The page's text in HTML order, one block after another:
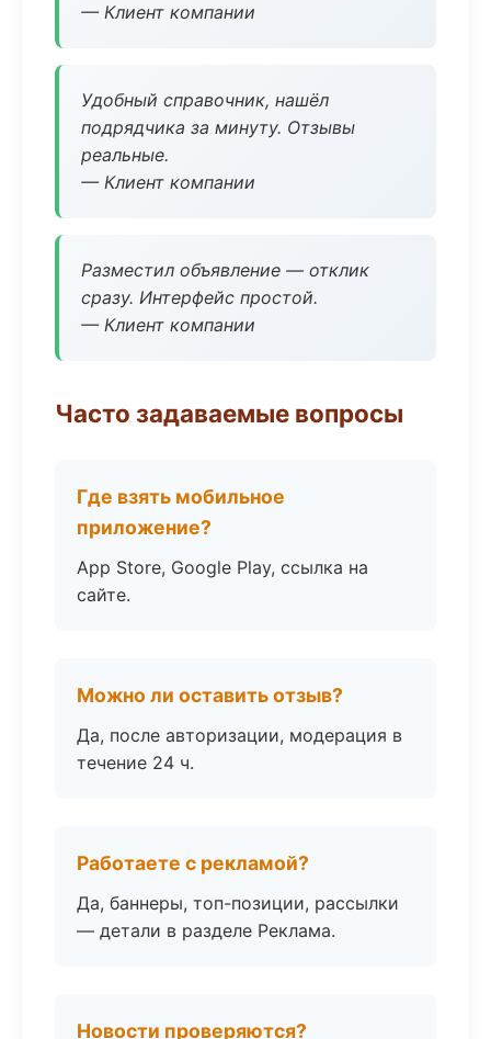
— Клиент компании
Удобный справочник, нашёл
подрядчика за минуту. Отзывы
реальные.
— Клиент компании
Разместил объявление — отклик
сразу. Интерфейс простой.
— Клиент компании
Часто задаваемые вопросы
Где взять мобильное
приложение?
App Store, Google Play, ссылка на
сайте.
Можно ли оставить отзыв?
Да, после авторизации, модерация в
течение 24 ч.
Работаете с рекламой?
Да, баннеры, топ-позиции, рассылки
— детали в разделе Реклама.
Новости проверяются?